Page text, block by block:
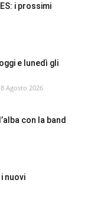
i prossimi
e lunedì gli
8 Agosto 2026
con la band
nuovi